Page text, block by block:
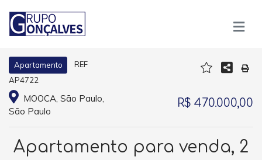
Apartamento
REF
AP4722
MOOCA, São Paulo,
São Paulo
R$ 470.000,00
Apartamento para venda, 2